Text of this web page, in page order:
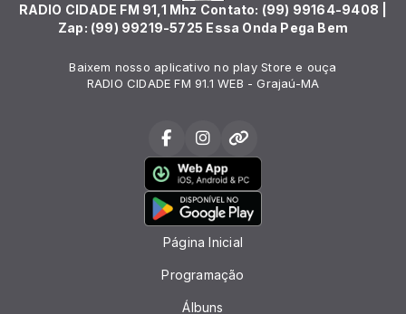
RADIO CIDADE FM 91,1 Mhz Contato: (99) 99164-9408 |
Zap: (99) 99219-5725 Essa Onda Pega Bem
Baixem nosso aplicativo no play Store e ouça
RADIO CIDADE FM 91.1 WEB - Grajaú-MA
Página Inicial
Programação
Álbuns